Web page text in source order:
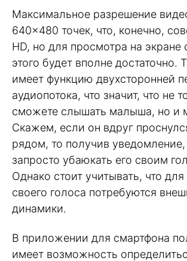
Максимальное разрешение
640×480 точек, что, конечно,
HD, но для просмотра на экране
этого будет вполне достаточно.
имеет функцию двухсторонней
аудиопотока, что значит, что не
сможете слышать малыша, но и
Скажем, если он вдруг
рядом, то получив
запросто убаюкать его своим
Однако стоит учитывать, что
своего голоса потребуются
динамики.
В приложении для смартфона
имеет возможность